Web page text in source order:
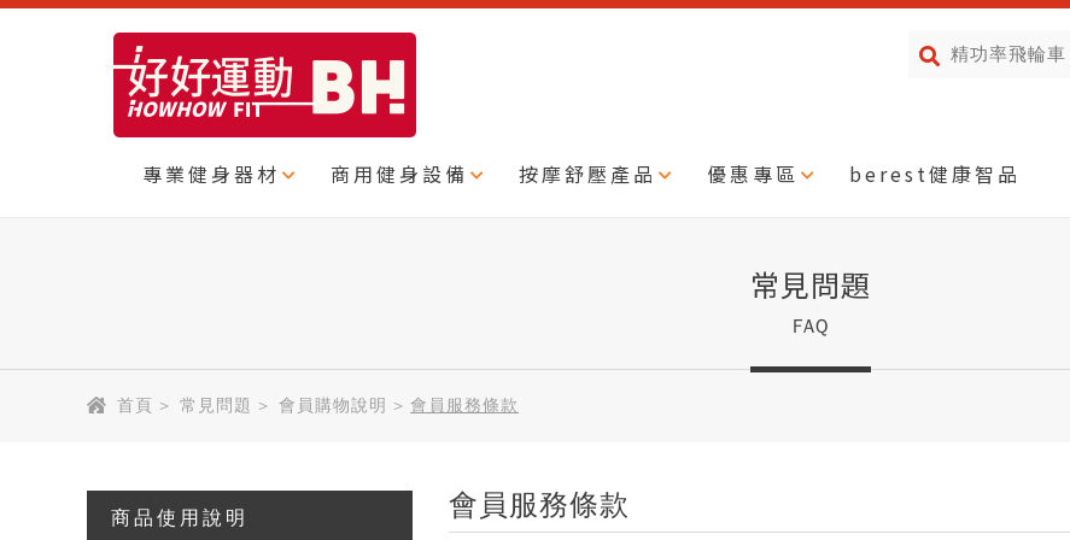
專業健身器材 商用健身設備 按摩舒壓產品 優惠專區 berest健康智品
常見問題
FAQ
首頁 > 常見問題 > 會員購物說明 > 會員服務條款
商品使用說明 會員服務條款